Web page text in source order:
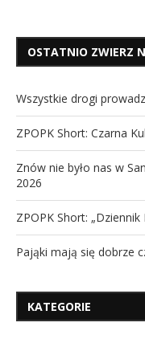
OSTATNIO ZWIERZ
Wszystkie drogi
ZPOPK Short: Czarna
Znów nie było nas w
2026
ZPOPK Short: „Dziennik
Pająki mają się dobrze
KATEGORIE